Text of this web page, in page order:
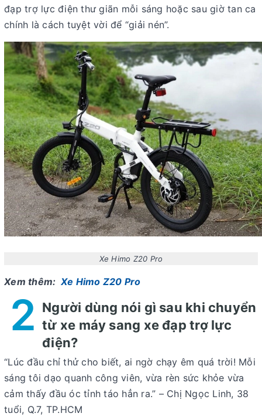
đạp trợ lực điện thư giãn mỗi sáng hoặc sau giờ tan ca
chính là cách tuyệt vời để “giải nén”.
Xe Himo Z20 Pro
Xem thêm: Xe Himo Z20 Pro
2 Người dùng nói gì sau khi chuyển
từ xe máy sang xe đạp trợ lực
điện?
“Lúc đầu chỉ thử cho biết, ai ngờ chạy êm quá trời! Mỗi
sáng tôi dạo quanh công viên, vừa rèn sức khỏe vừa
cảm thấy đầu óc tỉnh táo hẳn ra.” – Chị Ngọc Linh, 38
tuổi, Q.7, TP.HCM